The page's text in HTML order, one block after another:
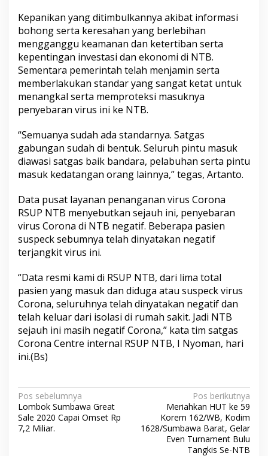
Kepanikan yang ditimbulkannya akibat informasi
bohong serta keresahan yang berlebihan
mengganggu keamanan dan ketertiban serta
kepentingan investasi dan ekonomi di NTB.
Sementara pemerintah telah menjamin serta
memberlakukan standar yang sangat ketat untuk
menangkal serta memproteksi masuknya
penyebaran virus ini ke NTB.
“Semuanya sudah ada standarnya. Satgas
gabungan sudah di bentuk. Seluruh pintu masuk
diawasi satgas baik bandara, pelabuhan serta pintu
masuk kedatangan orang lainnya,” tegas, Artanto.
Data pusat layanan penanganan virus Corona
RSUP NTB menyebutkan sejauh ini, penyebaran
virus Corona di NTB negatif. Beberapa pasien
suspeck sebumnya telah dinyatakan negatif
terjangkit virus ini.
“Data resmi kami di RSUP NTB, dari lima total
pasien yang masuk dan diduga atau suspeck virus
Corona, seluruhnya telah dinyatakan negatif dan
telah keluar dari isolasi di rumah sakit. Jadi NTB
sejauh ini masih negatif Corona,” kata tim satgas
Corona Centre internal RSUP NTB, I Nyoman, hari
ini.(Bs)
N
a
v
Pos sebelumnya
Lombok Sumbawa Great
Sale 2020 Capai Omset Rp
7,2 Miliar.
Pos berikutnya
Meriahkan HUT ke 59
Korem 162/WB, Kodim
1628/Sumbawa Barat, Gelar
Even Turnament Bulu
Tangkis Se-NTB